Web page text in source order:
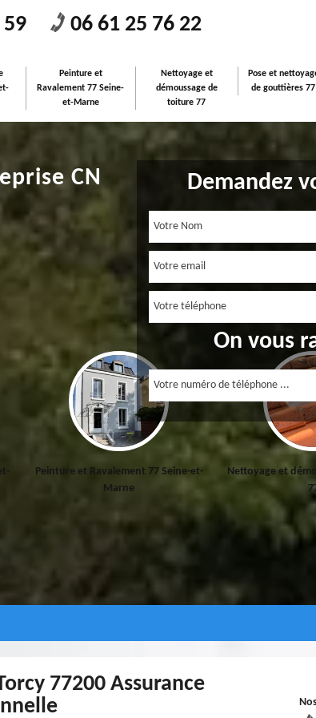
59 06 61 25 76 22
Peinture et
Ravalement 77 Seine-
et-Marne
Nettoyage et
démoussage de
toiture 77
Pose et
de gouttières 77
CN
Demandez
On vous
Peinture et Ravalement 77 Seine-et-
Marne
Nettoyage et
77200 Assurance